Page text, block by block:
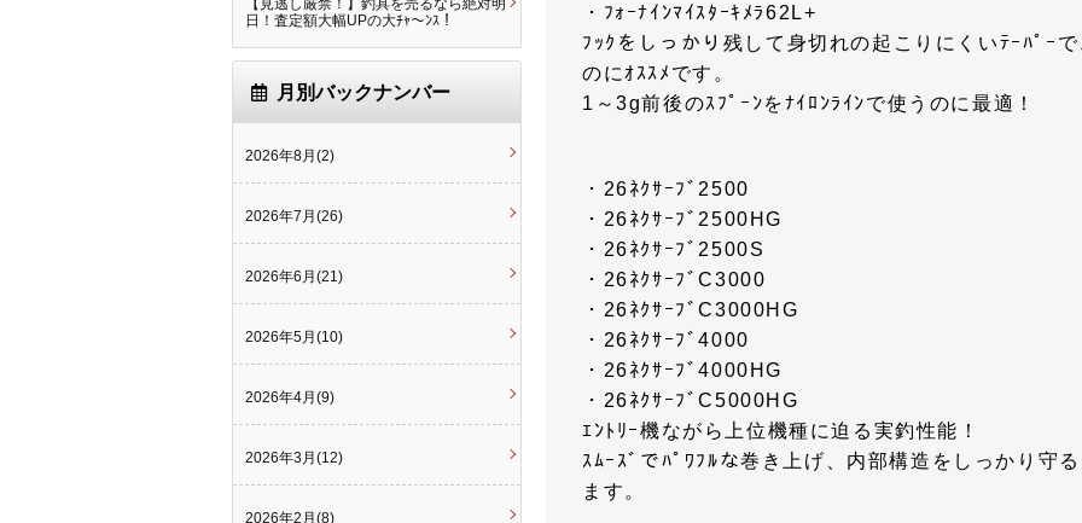
・ﾌｫｰﾅｲﾝﾏｲｽﾀｰｷﾒﾗ62L+
ﾌｯｸをしっかり残して身切れの起こりにくいﾃｰﾊﾟｰ
のにｵｽｽﾒです。
1～3g前後のｽﾌﾟｰﾝをﾅｲﾛﾝﾗｲﾝで使うのに最適！
・26ﾈｸｻｰﾌﾞ2500
・26ﾈｸｻｰﾌﾞ2500HG
・26ﾈｸｻｰﾌﾞ2500S
・26ﾈｸｻｰﾌﾞC3000
・26ﾈｸｻｰﾌﾞC3000HG
・26ﾈｸｻｰﾌﾞ4000
・26ﾈｸｻｰﾌﾞ4000HG
・26ﾈｸｻｰﾌﾞC5000HG
ｴﾝﾄﾘｰ機ながら上位機種に迫る実釣性能！
ｽﾑｰｽﾞでﾊﾟﾜﾌﾙな巻き上げ、内部構造をしっかり守
ます。
【見逃し厳禁！】釣具を売るなら絶対明
日！査定額大幅UPの大ﾁｬ～ﾝｽ！
月別バックナンバー
2026年8月(2)
2026年7月(26)
2026年6月(21)
2026年5月(10)
2026年4月(9)
2026年3月(12)
2026年2月(8)